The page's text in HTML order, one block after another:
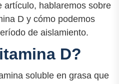
artículo, hablaremos sobre
D y cómo podemos
de aislamiento.
D?
soluble en grasa que